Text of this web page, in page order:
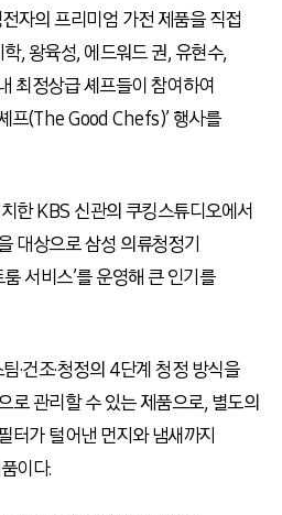
전자의 프리미엄 가전 제품을 직접
, 왕육성, 에드워드 권, 유현수,
최정상급 셰프들이 참여하여
프(The Good Chefs)’ 행사를
한 KBS 신관의 쿠킹스튜디오에서
대상으로 삼성 의류청정기
룸 서비스’를 운영해 큰 인기를
·건조·청정의 4단계 청정 방식을
로 관리할 수 있는 제품으로, 별도의
터가 털어낸 먼지와 냄새까지
이다.